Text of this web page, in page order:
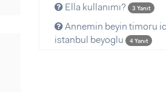
Ella kullanımı? 3 Yanıt
Annemin beyin timoru
istanbul beyoglu
4 Yanıt